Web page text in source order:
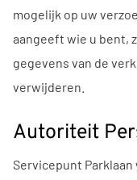
mogelijk op uw
aangeeft wie u bent,
gegevens van de
verwijderen.
Autoriteit
Servicepunt